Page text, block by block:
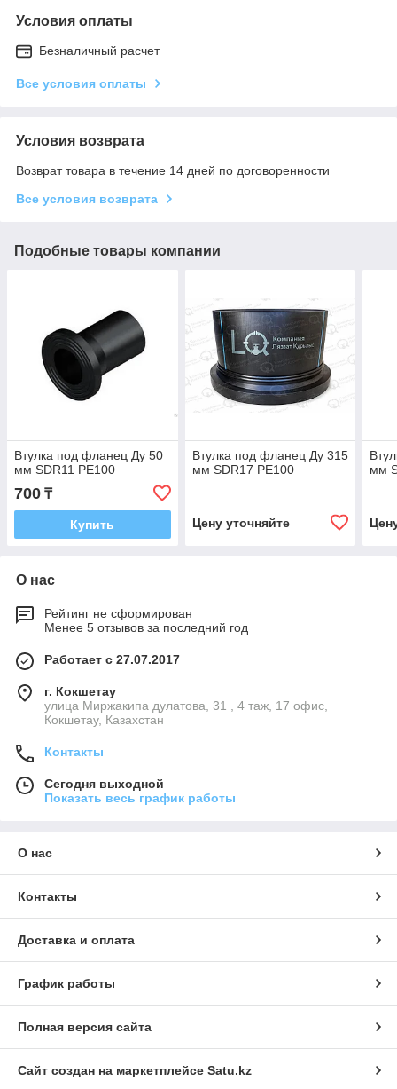
Условия оплаты
Безналичный расчет
Все условия оплаты
Условия возврата
Возврат товара в течение 14 дней по договоренности
Все условия возврата
Подобные товары компании
Втулка под фланец Ду 50
мм SDR11 PE100
700 ₸
Купить
Втулка под фланец Ду 315
мм SDR17 PE100
Цену уточняйте
мм
О нас
Рейтинг не сформирован
Менее 5 отзывов за последний год
Работает с 27.07.2017
г. Кокшетау
улица Миржакипа дулатова, 31 , 4 таж, 17 офис,
Кокшетау, Казахстан
Контакты
Сегодня выходной
Показать весь график работы
О нас
Контакты
Доставка и оплата
График работы
Полная версия сайта
Сайт создан на маркетплейсе Satu.kz